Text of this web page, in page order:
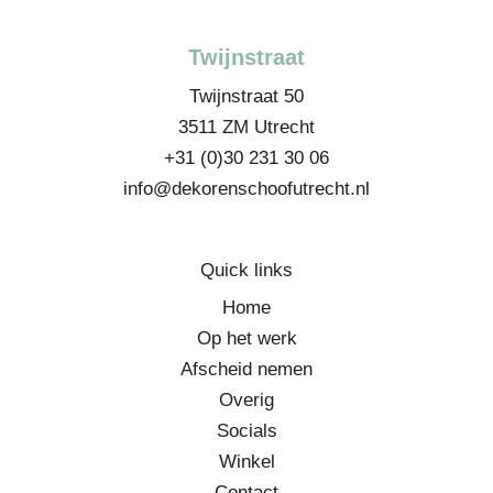
k
a
Twijnstraat
Twijnstraat 50
3511 ZM Utrecht
+31 (0)30 231 30 06
info@dekorenschoofutrecht.nl
Quick links
Home
Op het werk
Afscheid nemen
Overig
Socials
Winkel